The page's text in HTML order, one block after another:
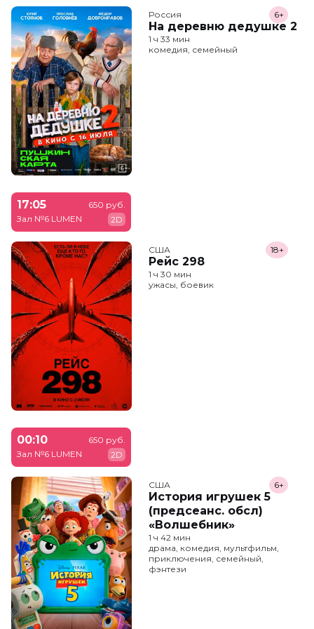
Россия
На деревню дедушке 2
6+
1 ч 33 мин
комедия, семейный
17:05
Зал №6 LUMEN
650 руб.
2D
США
Рейс 298
18+
1 ч 30 мин
ужасы, боевик
00:10
Зал №6 LUMEN
650 руб.
2D
США
История игрушек 5
(предсеанс. обсл)
«Волшебник»
6+
1 ч 42 мин
драма, комедия, мультфильм,
приключения, семейный,
фэнтези